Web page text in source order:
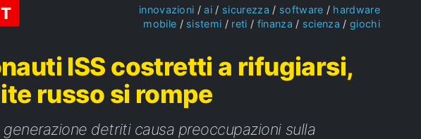
innovazioni ai sicurezza software
hardware
mobile
sistemi reti finanza scienza giochi
ISS costretti a rifugiarsi,
russo si rompe
detriti causa preoccupazioni sulla